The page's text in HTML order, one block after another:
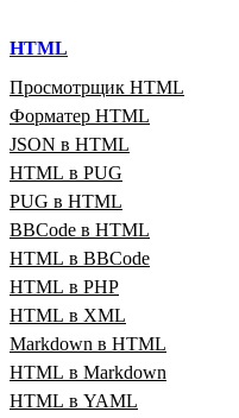
HTML
Просмотрщик HTML
Форматер HTML
JSON в HTML
HTML в PUG
PUG в HTML
BBCode в HTML
HTML в BBCode
HTML в PHP
HTML в XML
Markdown в HTML
HTML в Markdown
HTML в YAML